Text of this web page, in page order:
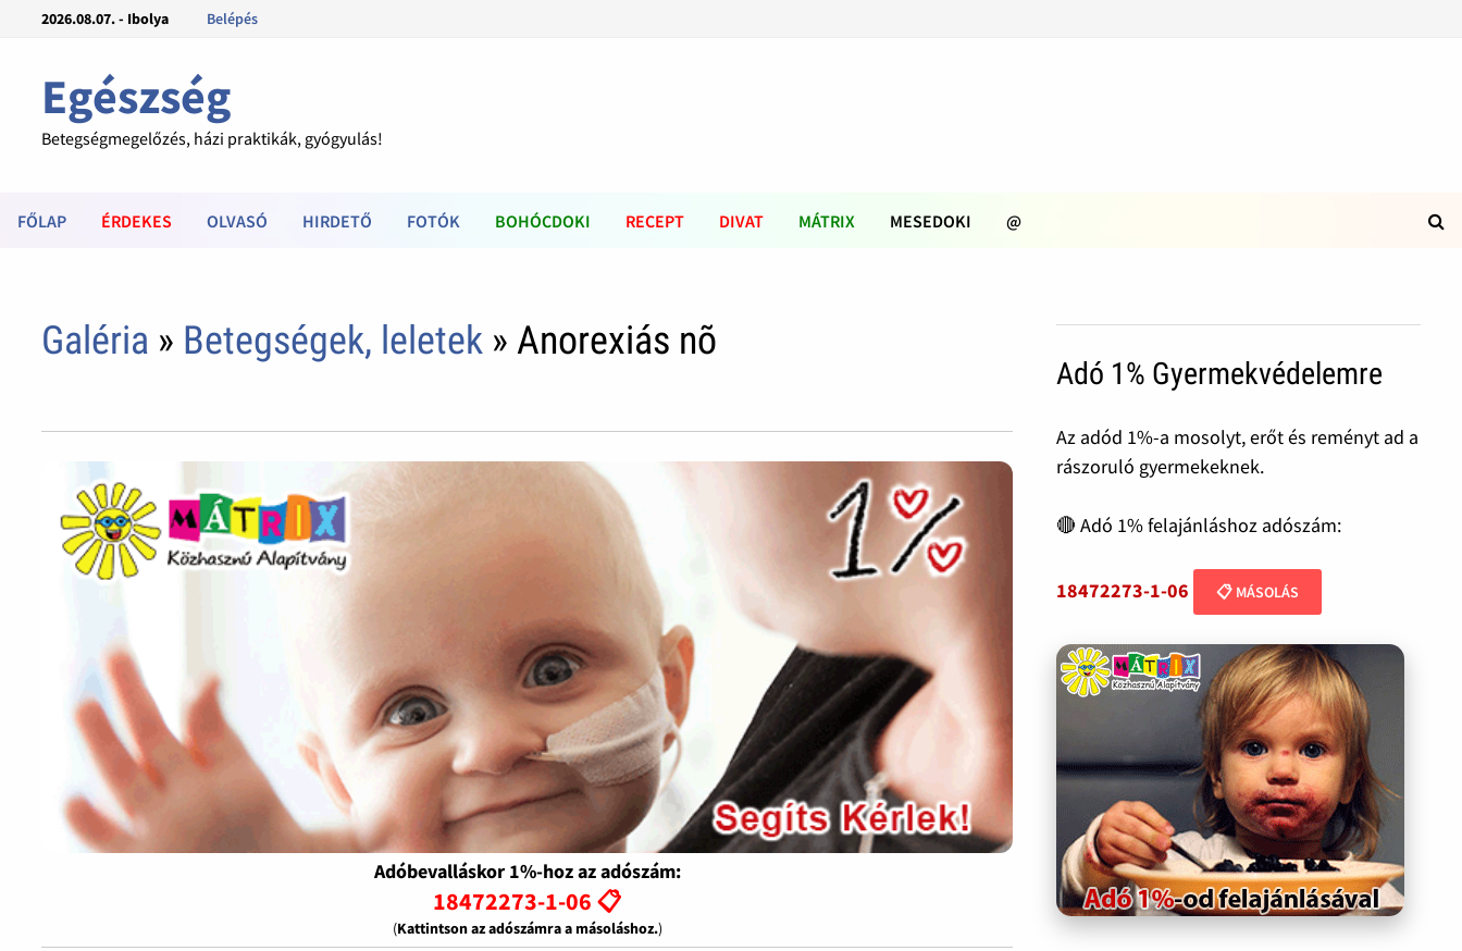
2026.08.07. - Ibolya Belépés
Egészség
Betegségmegelőzés, házi praktikák, gyógyulás!
FŐLAP ÉRDEKES OLVASÓ HIRDETŐ FOTÓK BOHÓCDOKI RECEPT DIVAT MÁTRIX MESEDOKI @
Galéria » Betegségek, leletek » Anorexiás nõ
Adóbevalláskor 1%-hoz az adószám:
18472273-1-06 📋
(Kattintson az adószámra a másoláshoz.)
Adó 1% Gyermekvédelemre
Az adód 1%-a mosolyt, erőt és reményt ad a
rászoruló gyermekeknek.
🔴 Adó 1% felajánláshoz adószám:
18472273-1-06 📋 MÁSOLÁS